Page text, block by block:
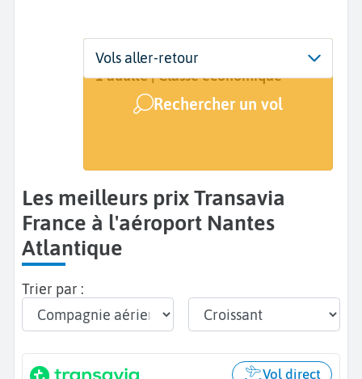
Départ
Nantes Atlantique (NTE)
Dates
Dates de votre voyage
Voyageurs | Classe
1 adulte | Classe économique
Rechercher un vol
Vols aller-retour
Les meilleurs prix Transavia
France à l'aéroport Nantes
Atlantique
Trier par :
Vol direct